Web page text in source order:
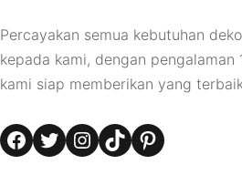
Percayakan semua kebutuhan
kepada kami, dengan pengalaman
kami siap memberikan yang
Facebook Twitter Instagram TikTok Pinterest